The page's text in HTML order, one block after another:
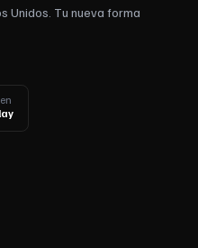
Unidos. Tu nueva forma